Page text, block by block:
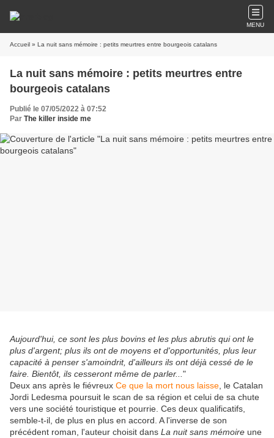
MENU
Accueil » La nuit sans mémoire : petits meurtres entre bourgeois catalans
La nuit sans mémoire : petits meurtres entre
bourgeois catalans
Publié le 07/05/2022 à 07:52
Par The killer inside me
Aujourd'hui, ce sont les plus bovins et les plus abrutis qui ont le
plus d'argent; plus ils ont de moyens et d'opportunités, plus leur
capacité à penser s'amoindrit, d'ailleurs ils ont déjà cessé de le
faire. Bientôt, ils cesseront même de parler... "
Deux ans après le fiévreux Ce que la mort nous laisse , le Catalan
Jordi Ledesma poursuit le scan de sa région et celui de sa chute
vers une société touristique et pourrie. Ces deux qualificatifs,
semble-t-il, de plus en plus en accord. A l'inverse de son
précédent roman, l'auteur choisit dans La nuit sans mémoire une